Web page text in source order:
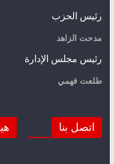
رئيس الحزب
مدحت الزاهد
رئيس مجلس الإدارة
طلعت فهمي
اتصل بنا